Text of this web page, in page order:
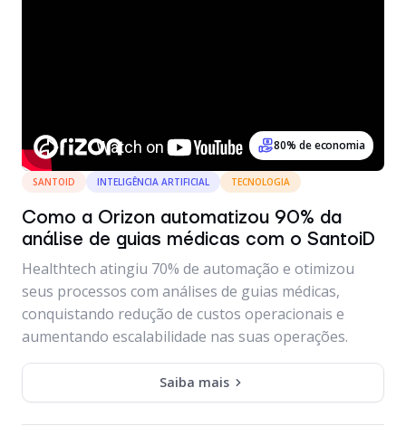
80% de economia
SANTOID INTELIGÊNCIA ARTIFICIAL TECNOLOGIA
Como a Orizon automatizou 90% da
análise de guias médicas com o SantoiD
Healthtech atingiu 70% de automação e otimizou
seus processos com análises de guias médicas,
conquistando redução de custos operacionais e
aumentando escalabilidade nas suas operações.
Saiba mais